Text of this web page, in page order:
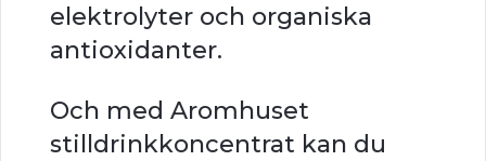
elektrolyter och organiska
antioxidanter.
Och med Aromhuset
stilldrinkkoncentrat kan du